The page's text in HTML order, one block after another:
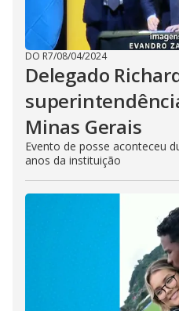
DO R7/08/04/2024
Delegado
Minas Gerais
Evento de posse aconteceu
anos da instituição